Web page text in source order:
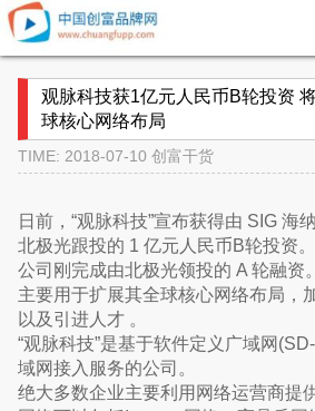
观脉科技获1亿元人民币B轮投资
球核心网络布局
TIME: 2018-07-10 创富干货
日前，“观脉科技”宣布获得由 SIG 海
北极光跟投的 1 亿元人民币B轮投资
公司刚完成由北极光领投的 A 轮融资
主要用于扩展其全球核心网络布局，
以及引进人才 。
“观脉科技”是基于软件定义广域网
域网接入服务的公司。
绝大多数企业主要利用网络运营商提